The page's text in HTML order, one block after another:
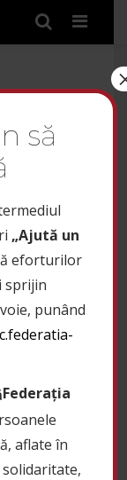
Menu
să
„Ajută un
eforturilor
sprijin
punând
Federația
aflate în